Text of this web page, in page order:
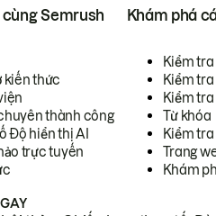
cùng Semrush
kiến thức
thành công
Độ hiển thị AI
trực tuyến
Khám phá
Kiểm
Kiểm tra
Kiểm
Từ khóa
Kiểm
Trang
Khám